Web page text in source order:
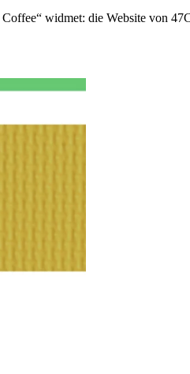
widmet: die Website von